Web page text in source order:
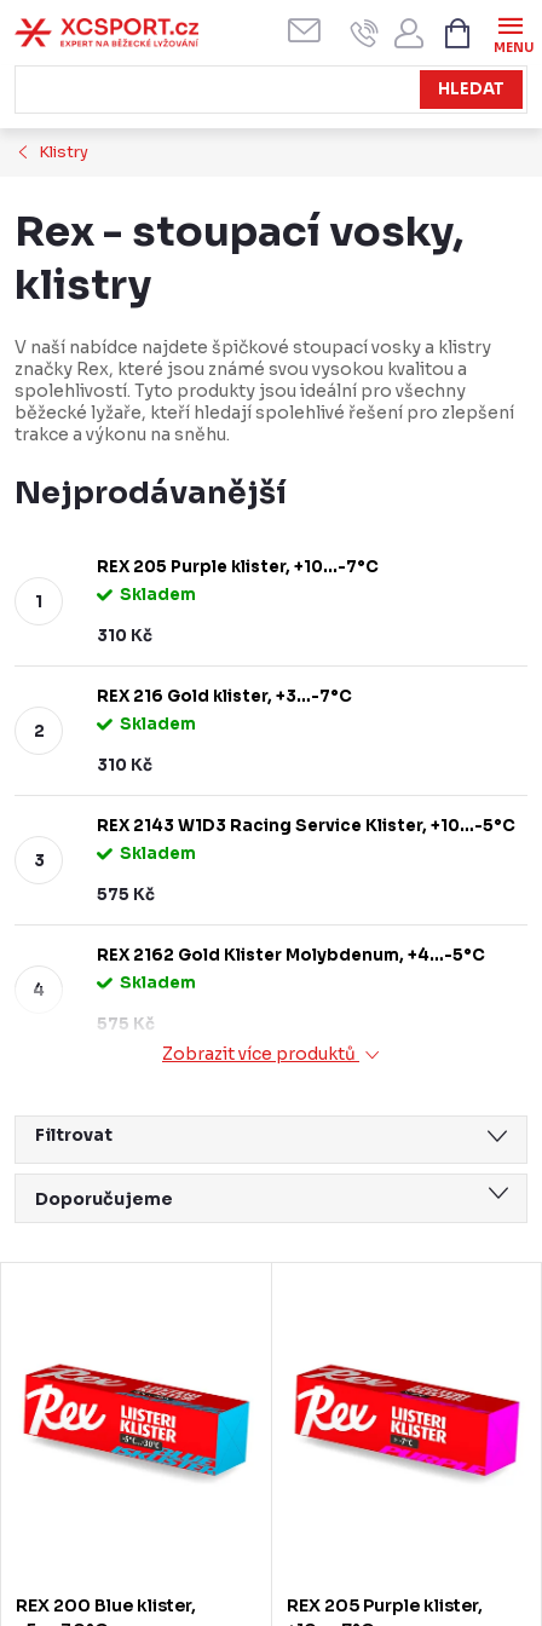
na
obsah
HLEDAT
KOŠÍK
Klistry
Rex - stoupací vosky,
klistry
V naší nabídce najdete špičkové stoupací vosky a klistry
značky Rex, které jsou známé svou vysokou kvalitou a
spolehlivostí. Tyto produkty jsou ideální pro všechny
běžecké lyžaře, kteří hledají spolehlivé řešení pro zlepšení
trakce a výkonu na sněhu.
Nejprodávanější
REX 205 Purple klister, +10...-7°C
Skladem
310 Kč
REX 216 Gold klister, +3…-7°C
Skladem
310 Kč
REX 2143 W1D3 Racing Service Klister, +10…-5°C
Skladem
575 Kč
REX 2162 Gold Klister Molybdenum, +4…-5°C
Skladem
575 Kč
Zobrazit více produktů
Filtrovat
Ř
a
n
í
p
Doporučujeme
Abecedně
p
i
REX 200 Blue klister,
REX 205 Purple klister,